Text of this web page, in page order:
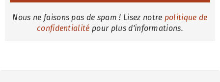
Nous ne faisons pas de spam ! Lisez notre politique de
confidentialité pour plus d'informations.